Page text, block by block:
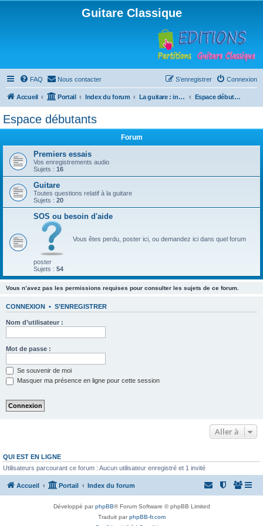
Guitare Classique
FAQ Nous contacter Connexion
S’enregistrer
Accueil Portail Index du forum La guitare : instrument, cours et théorie Espace débutants
Espace débutants
Forum
Premiers essais
Vos enregistrements audio
Sujets : 16
Guitare
Toutes questions relatif à la guitare
Sujets : 20
SOS ou besoin d'aide
Vous êtes perdu, poster ici, ou demandez ici dans quel forum
poster
Sujets : 54
Vous n’avez pas les permissions requises pour consulter les sujets de ce forum.
CONNEXION • S’ENREGISTRER
Nom d’utilisateur :
Mot de passe :
Se souvenir de moi
Masquer ma présence en ligne pour cette session
Aller à
QUI EST EN LIGNE
Utilisateurs parcourant ce forum : Aucun utilisateur enregistré et 1 invité
Accueil Portail Index du forum
Développé parphpBB® Forum Software © phpBB Limited
Traduit parphpBB-fr.com